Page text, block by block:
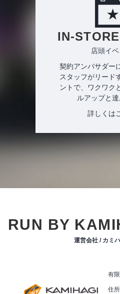
IN-
店頭イベ
契約アンバサダー
スタッフがリード
ントで、ワクワク
ルアップと達
詳しくは
RUN BY
運営会社 / カミ
有
住